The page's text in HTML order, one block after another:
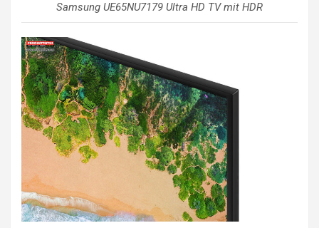
Samsung UE65NU7179 Ultra HD TV mit HDR